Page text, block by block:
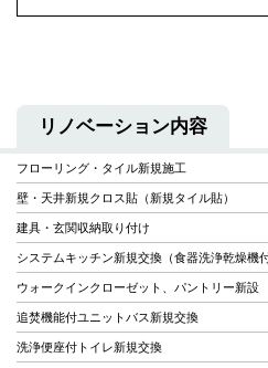
リノベーション内容
フローリング・タイル新規施工
壁・天井新規クロス貼（新規タイル貼）
建具・玄関収納取り付け
システムキッチン新規交換（食器洗浄乾燥機付
ウォークインクローゼット、パントリー新設
追焚機能付ユニットバス新規交換
洗浄便座付トイレ新規交換